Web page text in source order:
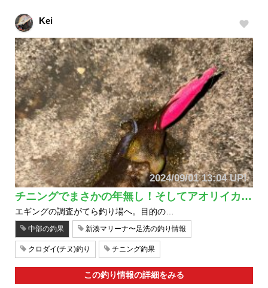
Kei
2024/09/01 13:04 UP!
チニングでまさかの年無し！そしてアオリイカ…
エギングの調査がてら釣り場へ。目的の…
中部の釣果 新湊マリーナ〜足洗の釣り情報
クロダイ(チヌ)釣り チニング釣果
この釣り情報の詳細をみる